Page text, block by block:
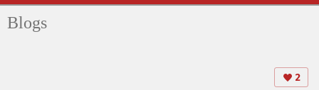
Blogs
2